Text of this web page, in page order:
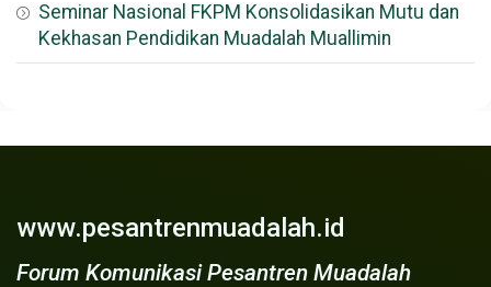
Seminar Nasional FKPM Konsolidasikan Mutu dan
Kekhasan Pendidikan Muadalah Muallimin
www.pesantrenmuadalah.id
Forum Komunikasi Pesantren Muadalah